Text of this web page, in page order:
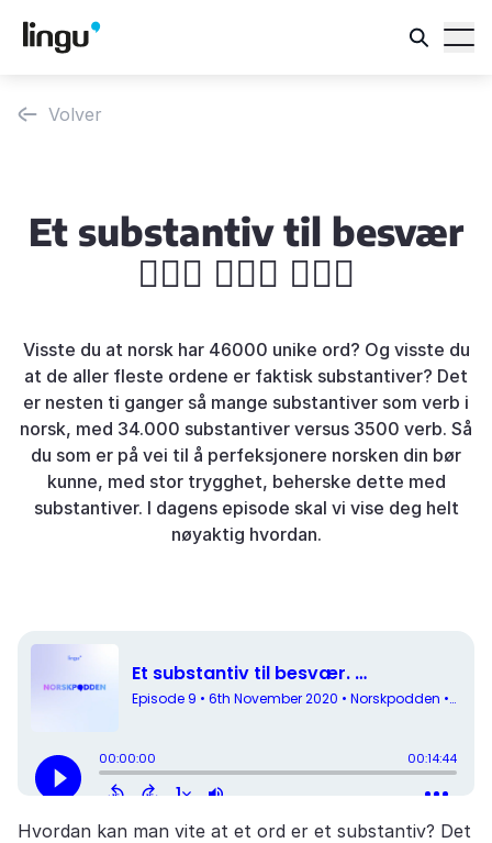
Volver
Et substantiv til besvær
🤦🏽‍♀️ 🤦🏽‍♂️ 🤷🏻‍♂️
Visste du at norsk har 46000 unike ord? Og visste du
at de aller fleste ordene er faktisk substantiver? Det
er nesten ti ganger så mange substantiver som verb i
norsk, med 34.000 substantiver versus 3500 verb. Så
du som er på vei til å perfeksjonere norsken din bør
kunne, med stor trygghet, beherske dette med
substantiver. I dagens episode skal vi vise deg helt
nøyaktig hvordan.
Hvordan kan man vite at et ord er et substantiv? Det